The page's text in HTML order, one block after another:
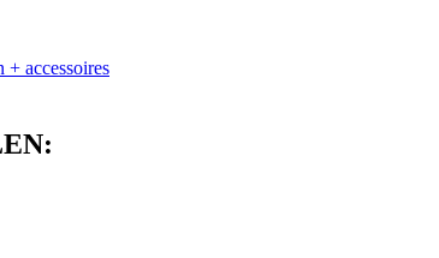
+ accessoires